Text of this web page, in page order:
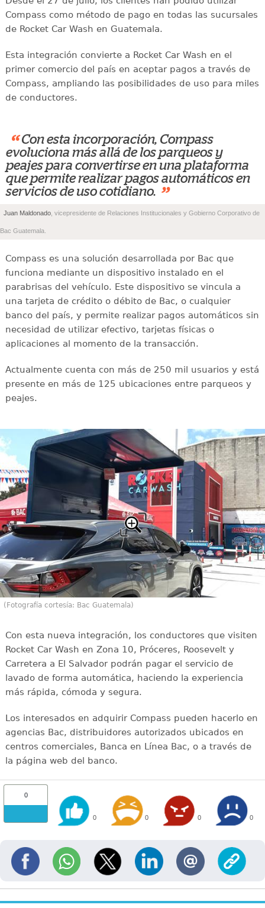
Compass como método de pago en todas las sucursales
de Rocket Car Wash en Guatemala.
Esta integración convierte a Rocket Car Wash en el
primer comercio del país en aceptar pagos a través de
Compass, ampliando las posibilidades de uso para miles
de conductores.
“ Con esta incorporación, Compass
evoluciona más allá de los parqueos y
peajes para convertirse en una plataforma
que permite realizar pagos automáticos en
servicios de uso cotidiano. ”
Juan Maldonado , vicepresidente de Relaciones Institucionales y Gobierno Corporativo de
Bac Guatemala.
Compass es una solución desarrollada por Bac que
funciona mediante un dispositivo instalado en el
parabrisas del vehículo. Este dispositivo se vincula a
una tarjeta de crédito o débito de Bac, o cualquier
banco del país, y permite realizar pagos automáticos sin
necesidad de utilizar efectivo, tarjetas físicas o
aplicaciones al momento de la transacción.
Actualmente cuenta con más de 250 mil usuarios y está
presente en más de 125 ubicaciones entre parqueos y
peajes.
(Fotografía cortesía: Bac Guatemala)
Con esta nueva integración, los conductores que visiten
Rocket Car Wash en Zona 10, Próceres, Roosevelt y
Carretera a El Salvador podrán pagar el servicio de
lavado de forma automática, haciendo la experiencia
más rápida, cómoda y segura.
Los interesados en adquirir Compass pueden hacerlo en
agencias Bac, distribuidores autorizados ubicados en
centros comerciales, Banca en Línea Bac, o a través de
la página web del banco.
0
0 0 0 0